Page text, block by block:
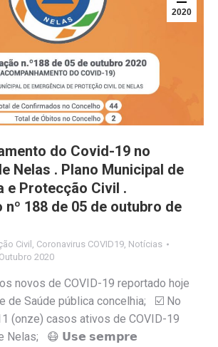
2020
do Covid-19 no
Nelas . Plano Municipal de
e Protecção Civil .
188 de 05 de outubro de
Civil , Coronavirus COVID19, Notícias
2020
novos de COVID-19 reportado hoje
de Saúde pública concelhia; ☑️ No
(onze) casos ativos de COVID-19
Nelas; 😷 𝗨𝘀𝗲 𝘀𝗲𝗺𝗽𝗿𝗲